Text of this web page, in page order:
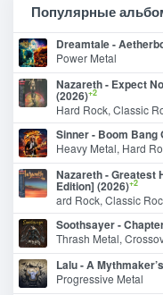
Популярные
Dreamtale -
Power Metal
Nazareth - Expect
(2026)+2
Hard Rock, Classic
Sinner - Boom Bang
Heavy Metal, Hard
Nazareth - Greatest
Edition] (2026)+2
ard Rock, Classic
Soothsayer -
Thrash Metal,
Lalu - A
Progressive Metal